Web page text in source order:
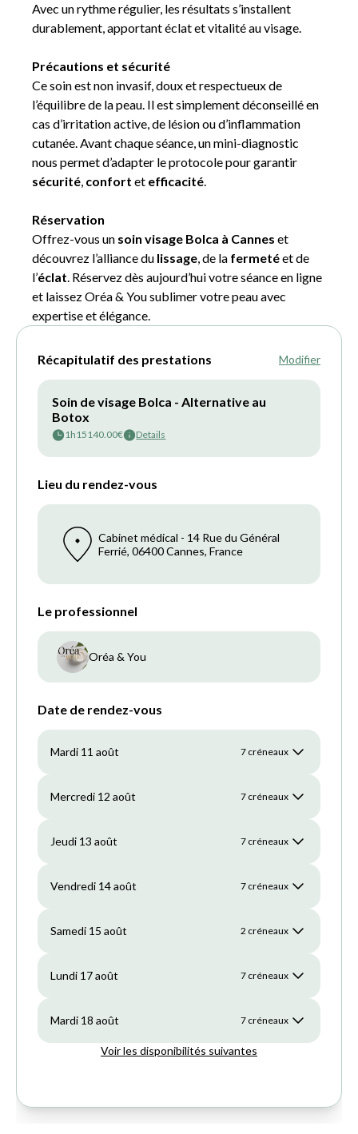
Avec un rythme régulier, les résultats s’installent
durablement, apportant éclat et vitalité au visage.
Précautions et sécurité
Ce soin est non invasif, doux et respectueux de
l’équilibre de la peau. Il est simplement déconseillé en
cas d’irritation active, de lésion ou d’inflammation
cutanée. Avant chaque séance, un mini-diagnostic
nous permet d’adapter le protocole pour garantir
sécurité, confort et efficacité.
Réservation
Offrez-vous un soin visage Bolca à Cannes et
découvrez l’alliance du lissage, de la fermetéet de
l’éclat. Réservez dès aujourd’hui votre séance en ligne
et laissez Oréa & You sublimer votre peau avec
expertise et élégance.